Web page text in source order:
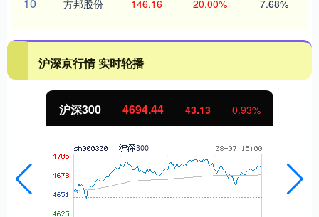
方邦股份 146.16 20.00% 7.68%
沪深京行情 实时轮播
北证50 1134.24 11.37 1.01%